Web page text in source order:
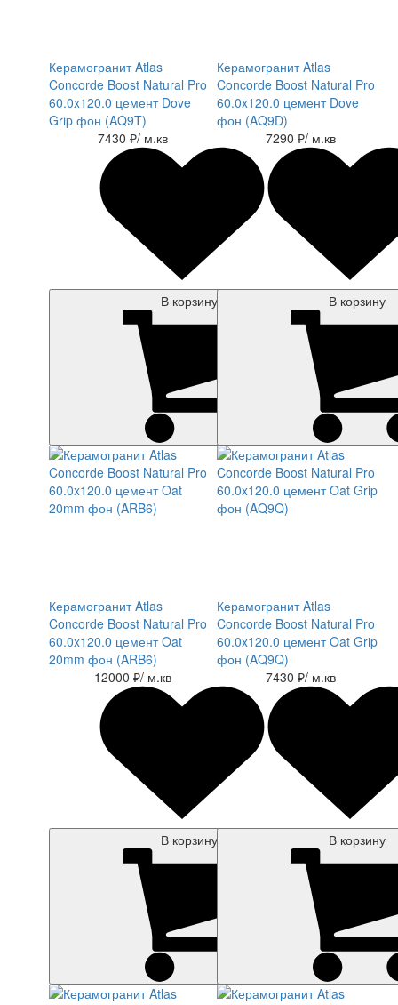
Керамогранит Atlas
Concorde Boost Natural Pro
60.0x120.0 цемент Dove
Grip фон (AQ9T)
7430 ₽/ м.кв
В корзину
Керамогранит Atlas
Concorde Boost Natural Pro
60.0x120.0 цемент Dove
фон (AQ9D)
7290 ₽/ м.кв
В корзину
Керамогранит Atlas
Concorde Boost Natural Pro
60.0x120.0 цемент Oat
20mm фон (ARB6)
12000 ₽/ м.кв
В корзину
Керамогранит Atlas
Concorde Boost Natural Pro
60.0x120.0 цемент Oat Grip
фон (AQ9Q)
7430 ₽/ м.кв
В корзину